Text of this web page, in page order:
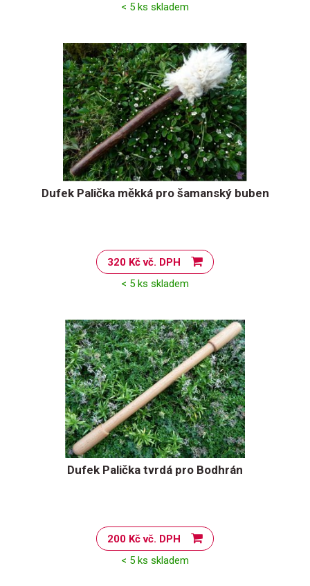
< 5 ks skladem
Dufek Palička měkká pro šamanský buben
320 Kč vč. DPH
< 5 ks skladem
Dufek Palička tvrdá pro Bodhrán
200 Kč vč. DPH
< 5 ks skladem